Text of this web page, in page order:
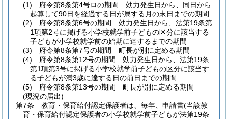
(1)
府令第8条第4号ロの期間 効力発生日から、同日から
起算して90日を経過する日が属する月の末日までの期間
(2)
府令第8条第6号の期間 効力発生日から、法第19条第
1項第2号に掲げる小学校就学前子どもの区分に該当する
子どもが小学校就学前の始期に達するまでの期間
(3)
府令第8条第7号の期間 町長が別に定める期間
(4)
府令第8条第12号の期間 効力発生日から、法第19条
第1項第3号に掲げる小学校就学前子どもの区分に該当す
る子どもが満3歳に達する日の前日までの期間
(5)
府令第8条第13号の期間 町長が別に定める期間
(現況の届出)
第7条
教育・保育給付認定保護者は、毎年、申請書(当該教
育・保育給付認定保護者の小学校就学前子どもが法第19条